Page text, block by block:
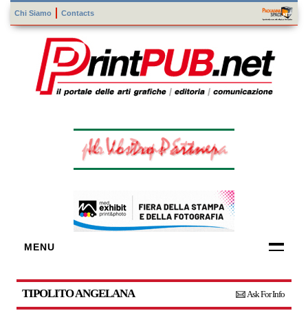
Chi Siamo Contacts
MENU
Ask For Info
TIPOLITO ANGELANA